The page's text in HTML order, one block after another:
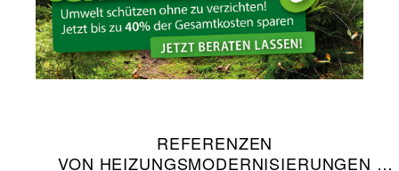
REFERENZEN
VON HEIZUNGSMODERNISIERUNGEN